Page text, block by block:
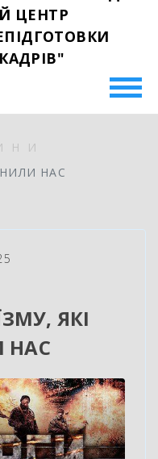
ЦЕНТР
НАС
ЯКІ
НАС